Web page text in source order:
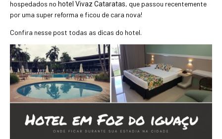
hospedados no hotel Vivaz Cataratas, que passou recentemente
por uma super reforma e ficou de cara nova!
Confira nesse post todas as dicas do hotel.